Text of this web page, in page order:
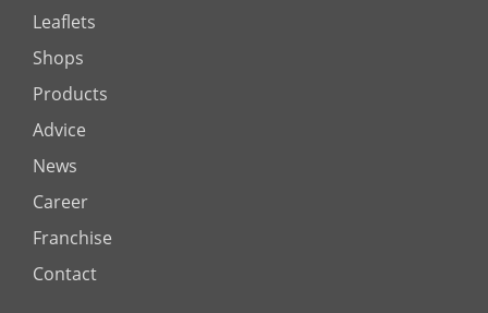
Leaflets
Shops
Products
Advice
News
Career
Franchise
Contact